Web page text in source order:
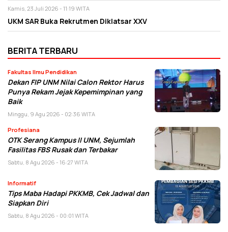
Kamis, 23 Juli 2026 - 11:19 WITA
UKM SAR Buka Rekrutmen Diklatsar XXV
BERITA TERBARU
Fakultas Ilmu Pendidikan
Dekan FIP UNM Nilai Calon Rektor Harus
Punya Rekam Jejak Kepemimpinan yang
Baik
Minggu, 9 Agu 2026 - 02:36 WITA
Profesiana
OTK Serang Kampus II UNM, Sejumlah
Fasilitas FBS Rusak dan Terbakar
Sabtu, 8 Agu 2026 - 16:27 WITA
Informatif
Tips Maba Hadapi PKKMB, Cek Jadwal dan
Siapkan Diri
Sabtu, 8 Agu 2026 - 00:01 WITA